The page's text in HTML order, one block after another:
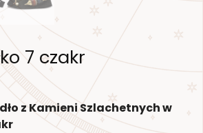
7 czakr
z Kamieni Szlachetnych w